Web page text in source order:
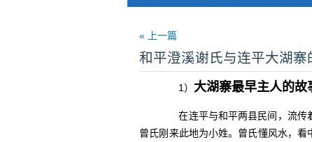
« 上一篇
和平澄溪谢氏与连平大湖寨
1） 大湖寨最早主人的故
在连平与和平两县民间，流传着
曾氏刚来此地为小姓。曾氏懂风水，